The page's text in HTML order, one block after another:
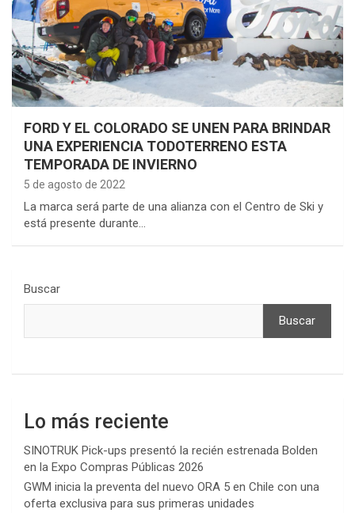
FORD Y EL COLORADO SE UNEN PARA BRINDAR
UNA EXPERIENCIA TODOTERRENO ESTA
TEMPORADA DE INVIERNO
5 de agosto de 2022
La marca será parte de una alianza con el Centro de Ski y
está presente durante…
Buscar
Buscar
Lo más reciente
SINOTRUK Pick-ups presentó la recién estrenada Bolden
en la Expo Compras Públicas 2026
GWM inicia la preventa del nuevo ORA 5 en Chile con una
oferta exclusiva para sus primeras unidades